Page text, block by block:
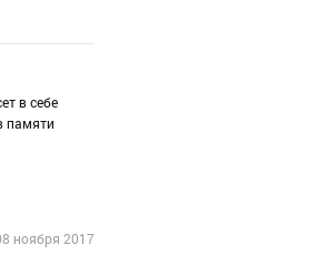
в себе
памяти
ноября 2017